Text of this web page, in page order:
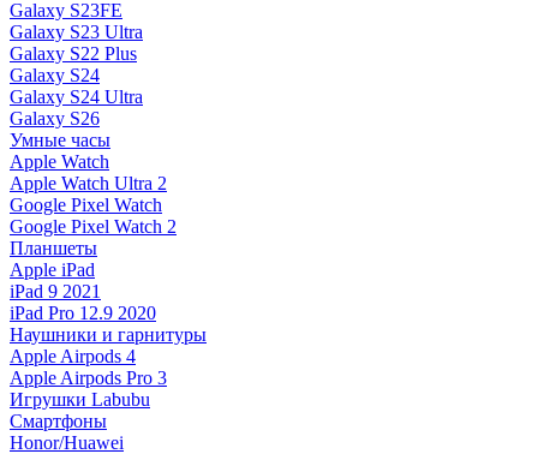
Galaxy S23FE
Galaxy S23 Ultra
Galaxy S22 Plus
Galaxy S24
Galaxy S24 Ultra
Galaxy S26
Умные часы
Apple Watch
Apple Watch Ultra 2
Google Pixel Watch
Google Pixel Watch 2
Планшеты
Apple iPad
iPad 9 2021
iPad Pro 12.9 2020
Наушники и гарнитуры
Apple Airpods 4
Apple Airpods Pro 3
Игрушки Labubu
Смартфоны
Honor/Huawei